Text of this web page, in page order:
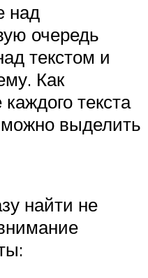
над
очередь
текстом и
Как
текста
выделить
найти не